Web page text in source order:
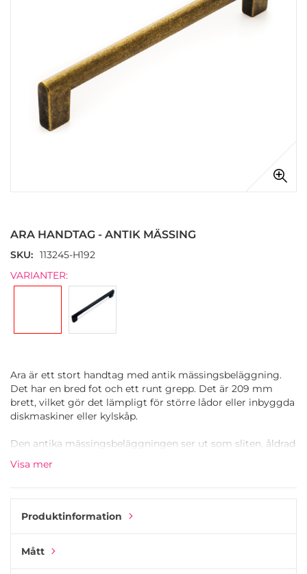
av
bildgalleriet
ARA HANDTAG - ANTIK MÄSSING
SKU
113245-H192
VARIANTER:
Ara är ett stort handtag med antik mässingsbeläggning.
Det har en bred fot och ett runt grepp. Det är 209 mm
brett, vilket gör det lämpligt för större lådor eller inbyggda
diskmaskiner eller kylskåp.
Den antika mässingsbeläggningen ser ut som sliten, åldrad
mässing, något mellan gulbrun färg. Den är mycket
mindre blank, för att inte säga matt, jämfört med polerad,
Ara i antik mässing passar bra ihop med knoppen Dial eller
mindre lådor och skåp.
Visa mer
Produktinformation
Mått